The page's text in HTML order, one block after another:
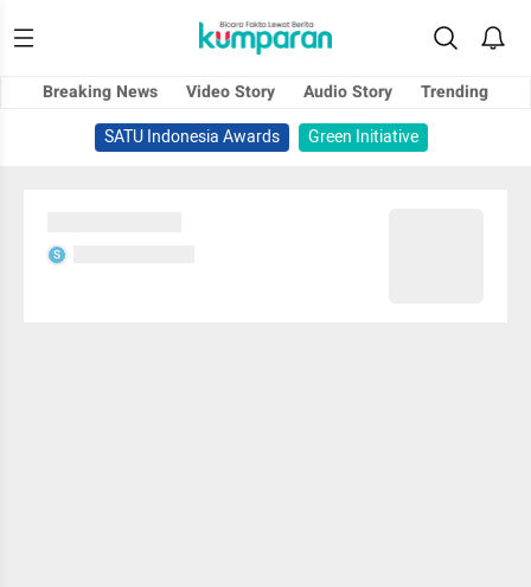
Breaking News Video Story Audio Story
Trending
SATU Indonesia Awards
Green Initiative
S